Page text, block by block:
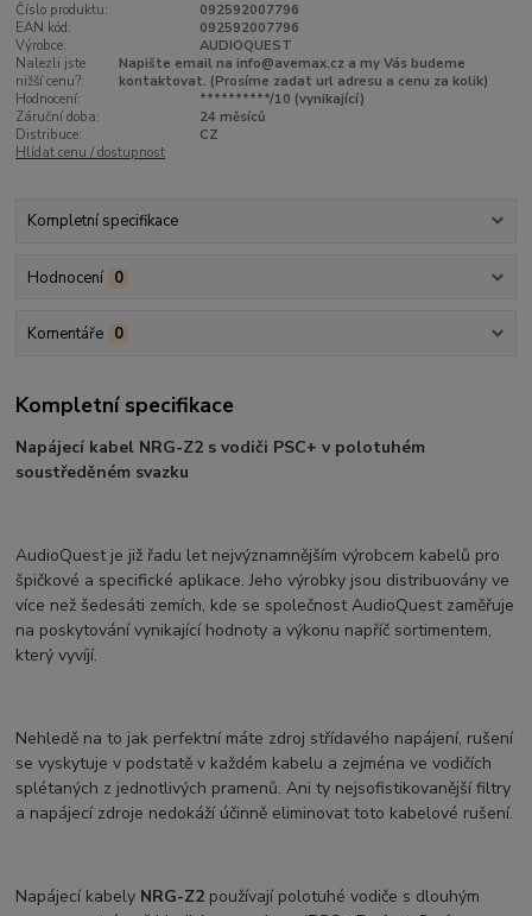
Číslo produktu:
092592007796
EAN kód:
092592007796
Výrobce:
AUDIOQUEST
Nalezli jste
nižší cenu?:
Napište email na info@avemax.cz a my Vás budeme
kontaktovat. (Prosíme zadat url adresu a cenu za kolik)
Hodnocení:
**********/10 (vynikající)
Záruční doba:
24 měsíců
Distribuce:
CZ
Hlídat cenu / dostupnost
Kompletní specifikace
Hodnocení 0
Komentáře 0
Kompletní specifikace
Napájecí kabel NRG-Z2 s vodiči PSC+ v polotuhém
soustředěném svazku
AudioQuest je již řadu let nejvýznamnějším výrobcem kabelů pro
špičkové a specifické aplikace. Jeho výrobky jsou distribuovány ve
více než šedesáti zemích, kde se společnost AudioQuest zaměřuje
na poskytování vynikající hodnoty a výkonu napříč sortimentem,
který vyvíjí.
Nehledě na to jak perfektní máte zdroj střídavého napájení, rušení
se vyskytuje v podstatě v každém kabelu a zejména ve vodičích
splétaných z jednotlivých pramenů. Ani ty nejsofistikovanější filtry
a napájecí zdroje nedokáží účinně eliminovat toto kabelové rušení.
Napájecí kabely NRG-Z2 používají polotuhé vodiče s dlouhým